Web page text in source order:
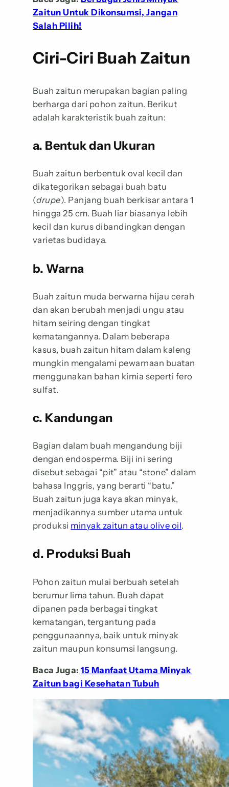
Zaitun Untuk Dikonsumsi, Jangan
Salah Pilih!
Ciri-Ciri Buah Zaitun
Buah zaitun merupakan bagian paling
berharga dari pohon zaitun. Berikut
adalah karakteristik buah zaitun:
a. Bentuk dan Ukuran
Buah zaitun berbentuk oval kecil dan
dikategorikan sebagai buah batu
(drupe). Panjang buah berkisar antara 1
hingga 25 cm. Buah liar biasanya lebih
kecil dan kurus dibandingkan dengan
varietas budidaya.
b. Warna
Buah zaitun muda berwarna hijau cerah
dan akan berubah menjadi ungu atau
hitam seiring dengan tingkat
kematangannya. Dalam beberapa
kasus, buah zaitun hitam dalam kaleng
mungkin mengalami pewarnaan buatan
menggunakan bahan kimia seperti fero
sulfat.
c. Kandungan
Bagian dalam buah mengandung biji
dengan endosperma. Biji ini sering
disebut sebagai “pit” atau “stone” dalam
bahasa Inggris, yang berarti “batu.”
Buah zaitun juga kaya akan minyak,
menjadikannya sumber utama untuk
produksi minyak zaitun atau olive oil.
d. Produksi Buah
Pohon zaitun mulai berbuah setelah
berumur lima tahun. Buah dapat
dipanen pada berbagai tingkat
kematangan, tergantung pada
penggunaannya, baik untuk minyak
zaitun maupun konsumsi langsung.
Baca Juga:15 Manfaat Utama Minyak
Zaitun bagi Kesehatan Tubuh